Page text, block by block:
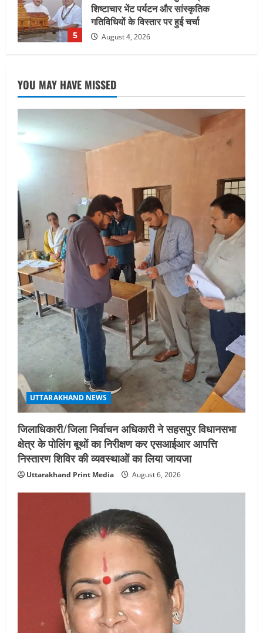
1
सहसपुर विधानसभा क्षेत्र के पोलिंग बूथों का
निरीक्षण कर एसआईआर आपत्ति निस्तारण
शिविर की व्यवस्थाओं का लिया जायजा
2
तीलू रौतेली पुरस्कार के लिए 13 वीरांगनाओं का
चयन : रेखा आर्या
August 6, 2026
UTTARAKHAND NEWS
मिस उत्तराखंड 2026 के सब-कॉन्टेस्ट ‘मिस
August 5, 2026
4
UTTARAKHAND NEWS
एमआईटी वर्ल्ड पीस यूनिवर्सिटी और जर्मनी के
बीएसबीआई के बीच समझौता; भारतीय छात्रों
को मिलेंगे वैश्विक अवसर
August 5, 2026
STATES NEWS
महाराज की राजस्थान के मुख्यमंत्री से
शिष्टाचार भेंट पर्यटन और सांस्कृतिक
गतिविधियों के विस्तार पर हुई चर्चा
August 4, 2026
YOU MAY HAVE MISSED
UTTARAKHAND NEWS
जिलाधिकारी/जिला निर्वाचन अधिकारी ने सहसपुर विधानसभा
क्षेत्र के पोलिंग बूथों का निरीक्षण कर एसआईआर आपत्ति
निस्तारण शिविर की व्यवस्थाओं का लिया जायजा
Uttarakhand Print Media August 6, 2026